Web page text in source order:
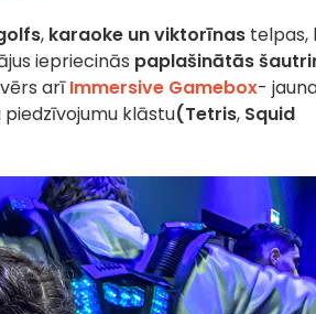
, karaoke un viktorīnas telpas,
iepriecinās paplašinātās
arīImmersive Gamebox-
klāstu(Tetris, Squid